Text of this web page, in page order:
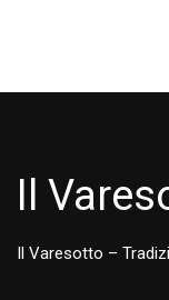
Il
Il Varesotto –